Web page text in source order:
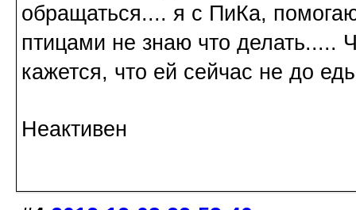
обращаться.... я с ПиКа,
птицами не знаю что делать.....
кажется, что ей сейчас не до
Неактивен